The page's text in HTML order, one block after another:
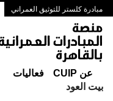
مبادرة كلستر للتوثيق العمراني
ممرات وسط البلد بالقاهرة
عن CUIP فعاليات
بيت العود